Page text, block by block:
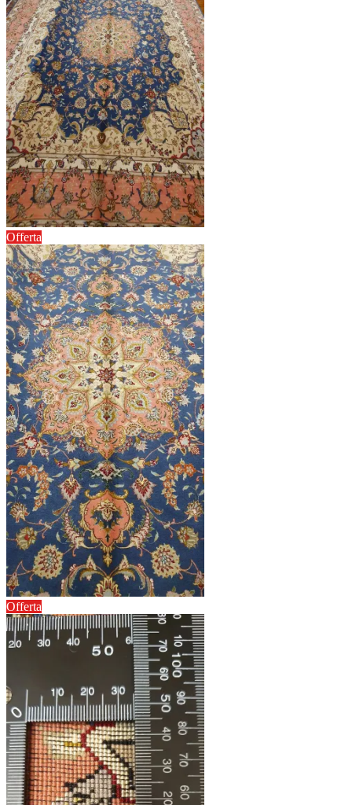
Offerta
Offerta